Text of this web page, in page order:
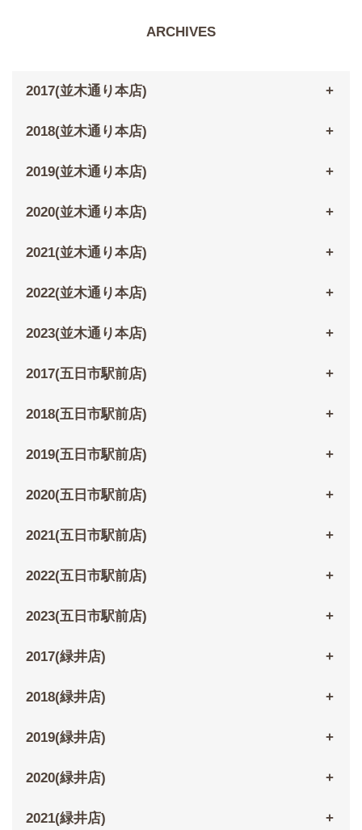
ARCHIVES
2017(並木通り本店)
2018(並木通り本店)
2019(並木通り本店)
2020(並木通り本店)
2021(並木通り本店)
2022(並木通り本店)
2023(並木通り本店)
2017(五日市駅前店)
2018(五日市駅前店)
2019(五日市駅前店)
2020(五日市駅前店)
2021(五日市駅前店)
2022(五日市駅前店)
2023(五日市駅前店)
2017(緑井店)
2018(緑井店)
2019(緑井店)
2020(緑井店)
2021(緑井店)